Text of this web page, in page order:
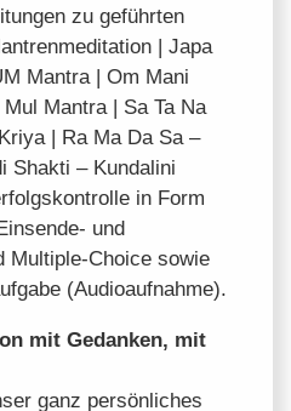
zu geführten
| Japa
Mantra | Om Mani
Mantra | Sa Ta Na
| Ra Ma Da Sa –
Shakti – Kundalini
in Form
und
Multiple-Choice sowie
(Audioaufnahme).
mit Gedanken, mit
ganz persönliches